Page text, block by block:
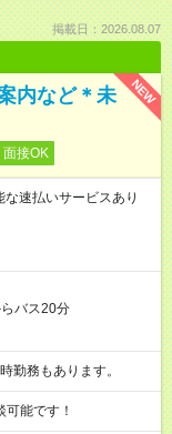
掲載日：2026.08.07
NEW
内など＊未
面接OK
速払いサービスあり
バス20分
務もあります。
能です！